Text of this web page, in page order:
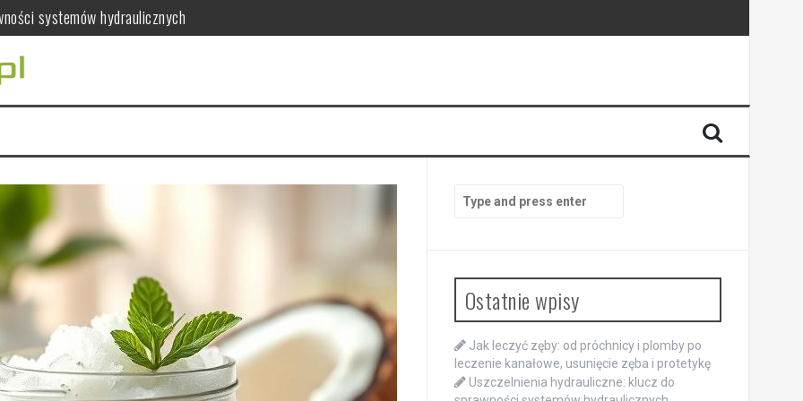
systemów hydraulicznych
dla zdrowia kobiet?
serca i mięśni
mandarynek
warto wiedzieć?
kanałowe, usunięcie zęba i protetykę
for:
Ostatnie wpisy
Jak leczyć zęby: od próchnicy i plomby po
leczenie kanałowe, usunięcie zęba i protetykę
Uszczelnienia hydrauliczne: klucz do